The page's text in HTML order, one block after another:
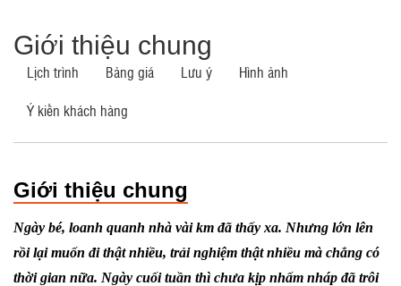
Giới thiệu chung
Lịch trình Bảng giá Lưu ý Hình ảnh
Ý kiến khách hàng
Giới thiệu chung
Ngày bé, loanh quanh nhà vài km đã thấy xa. Nhưng lớn lên
rồi lại muốn đi thật nhiều, trải nghiệm thật nhiều mà chẳng có
thời gian nữa. Ngày cuối tuần thì chưa kịp nhấm nháp đã trôi